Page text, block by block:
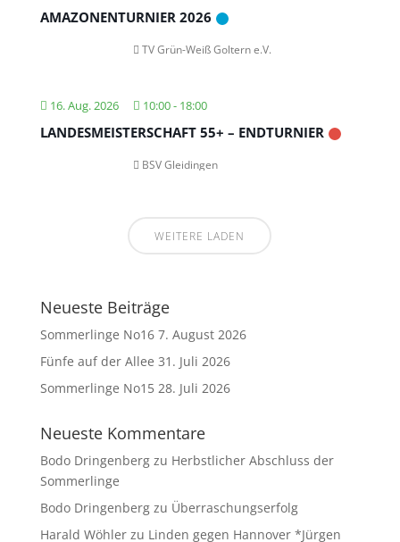
AMAZONENTURNIER 2026
TV Grün-Weiß Goltern e.V.
16. Aug. 2026 10:00- 18:00
LANDESMEISTERSCHAFT 55+ – ENDTURNIER
BSV Gleidingen
WEITERE LADEN
Neueste Beiträge
Sommerlinge No16 7. August 2026
Fünfe auf der Allee 31. Juli 2026
Sommerlinge No15 28. Juli 2026
Neueste Kommentare
Bodo Dringenbergzu Herbstlicher Abschluss der
Sommerlinge
Bodo Dringenbergzu Überraschungserfolg
Harald Wöhlerzu Linden gegen Hannover *Jürgen